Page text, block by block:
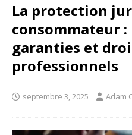
La protection
consommateur :
garanties et
professionnels
septembre 3, 2025 Adam